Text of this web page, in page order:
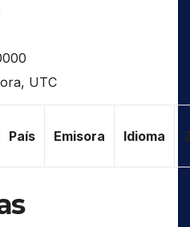
UTC
País Emisora Idioma